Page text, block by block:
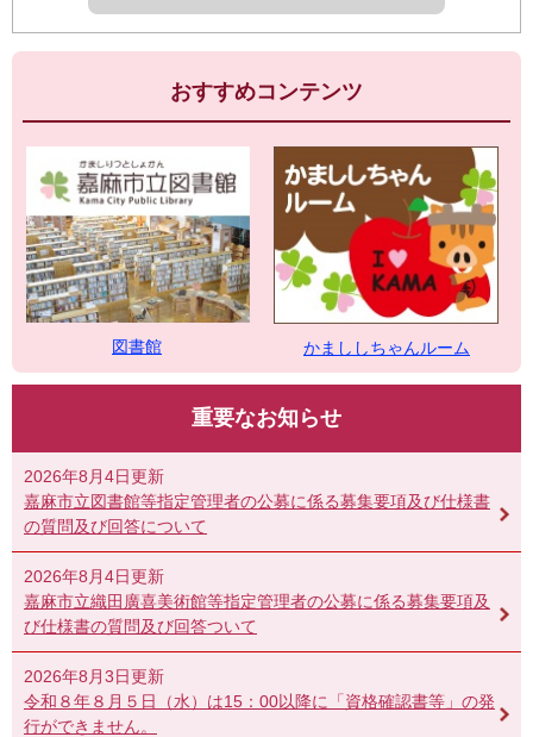
おすすめコンテンツ
図書館 かまししちゃんルーム
重要なお知らせ
2026年8月4日更新
嘉麻市立図書館等指定管理者の公募に係る募集要項及び仕様書
の質問及び回答について
2026年8月4日更新
嘉麻市立織田廣喜美術館等指定管理者の公募に係る募集要項及
び仕様書の質問及び回答ついて
2026年8月3日更新
令和８年８月５日（水）は15：00以降に「資格確認書等」の発
行ができません。